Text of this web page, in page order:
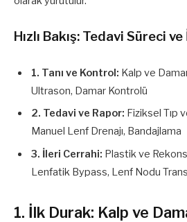
Hızlı Bakış: Tedavi Süreci
1. Tanı ve Kontrol: Kalp ve
Ultrason, Damar Kontrolü
2. Tedavi ve Rapor: Fiziksel Tıp
Manuel Lenf Drenajı, Bandajlama
3. İleri Cerrahi: Plastik ve
Lenfatik Bypass, Lenf Nodu
1. İlk Durak: Kalp ve